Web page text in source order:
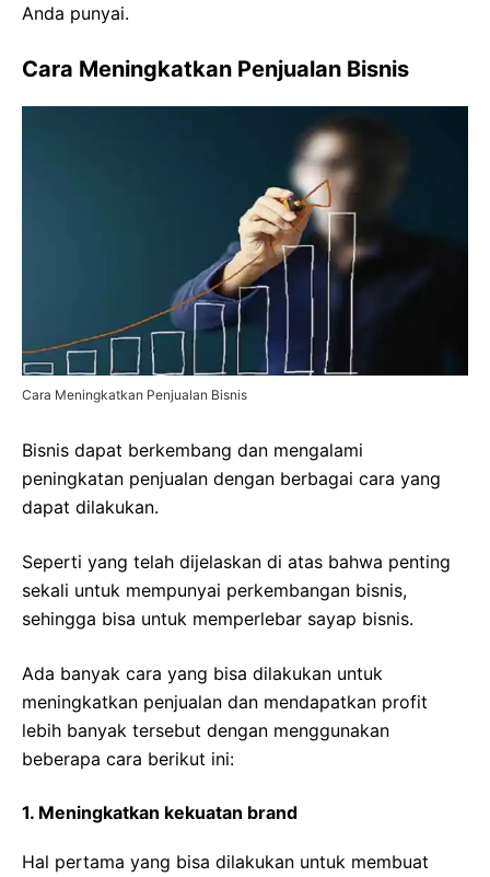
Anda punyai.
Cara Meningkatkan Penjualan Bisnis
Cara Meningkatkan Penjualan Bisnis
Bisnis dapat berkembang dan mengalami
peningkatan penjualan dengan berbagai cara yang
dapat dilakukan.
Seperti yang telah dijelaskan di atas bahwa penting
sekali untuk mempunyai perkembangan bisnis,
sehingga bisa untuk memperlebar sayap bisnis.
Ada banyak cara yang bisa dilakukan untuk
meningkatkan penjualan dan mendapatkan profit
lebih banyak tersebut dengan menggunakan
beberapa cara berikut ini:
1. Meningkatkan kekuatan brand
Hal pertama yang bisa dilakukan untuk membuat